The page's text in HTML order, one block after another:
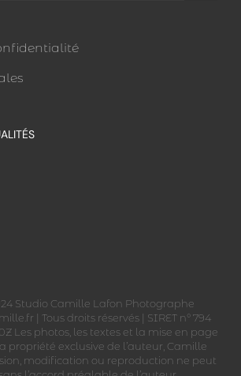
Studio Camille Lafon Photographe
| Tous droits réservés | SIRET n° 794
Les photos, les textes et la mise en page
propriété exclusive de l’auteur, Camille
modification ou reproduction ne peut